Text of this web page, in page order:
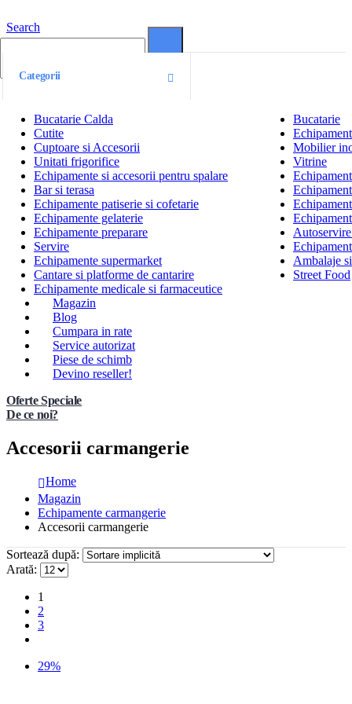
Search
Categorii
Bucatarie Calda
Bucatarie
Cutite
Cuptoare si Accesorii
Mobilier
Unitati frigorifice
Vitrine
Echipamente si accesorii pentru spalare
Bar si terasa
Echipamente patiserie si cofetarie
Echipamente gelaterie
Echipamente preparare
Servire
Echipamente supermarket
Ambalaje
Cantare si platforme de cantarire
Street Food
Echipamente medicale si farmaceutice
Magazin
Blog
Cumpara in rate
Service autorizat
Piese de schimb
Devino reseller!
Oferte Speciale
De ce noi?
Accesorii carmangerie
Home
Magazin
Echipamente carmangerie
Accesorii carmangerie
Sortează după:
Arată:
1
2
3
29%